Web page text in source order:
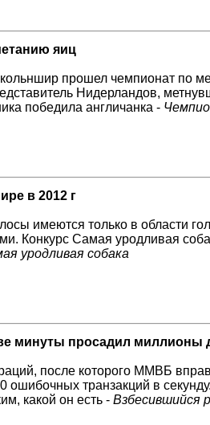
яиц
прошел чемпионат по
Нидерландов,
победила англичанка -
в 2012 г
имеются только в области
Конкурс Самая уродливая
уродливая собака
минуты просадил миллионы
после которого ММВБ
ошибочных транзакций в
какой он есть - Взбесившийся